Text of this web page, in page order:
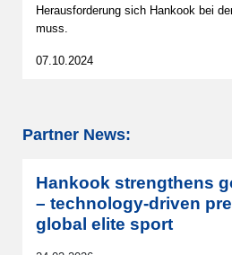
Herausforderung sich Hankook bei
muss.
07.10.2024
Partner News:
Hankook strengthens
– technology-driven
global elite sport